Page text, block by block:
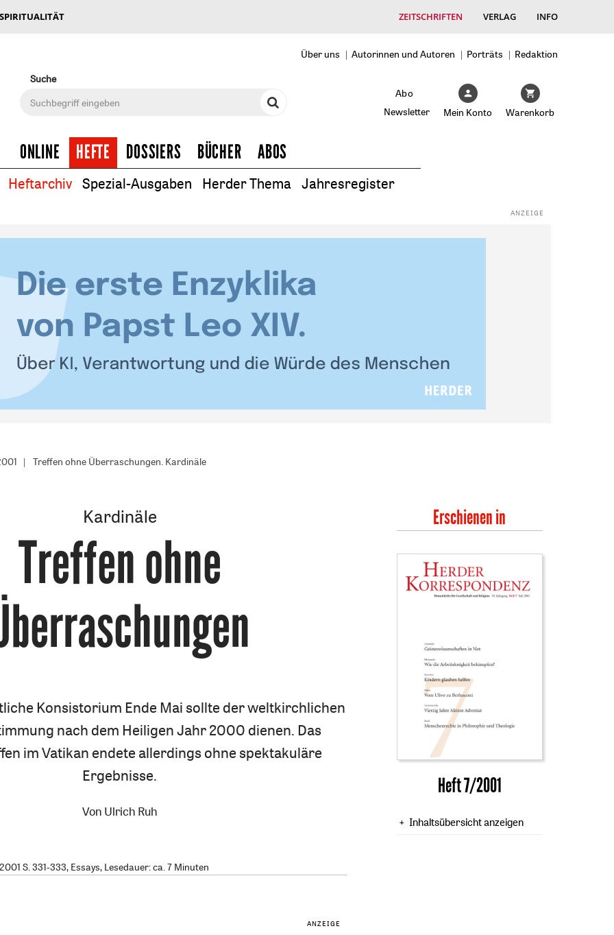
ZEITSCHRIFTEN VERLAG INFO
Über uns Autorinnen und Autoren Porträts
Redaktion
Suche
Abo
Newsletter
Mein Konto Warenkorb
ONLINE HEFTE DOSSIERS BÜCHER ABOS
Heftarchiv Spezial-Ausgaben Herder Thema Jahresregister
Treffen ohne Überraschungen. Kardinäle
Kardinäle
:
Treffen ohne
Konsistorium Ende Mai sollte der weltkirchlichen
nach dem Heiligen Jahr 2000 dienen. Das
im Vatikan endete allerdings ohne spektakuläre
Ergebnisse.
Von Ulrich Ruh
S. 331-333, Essays, Lesedauer: ca. 7 Minuten
Erschienen in
Heft 7/2001
Inhaltsübersicht anzeigen